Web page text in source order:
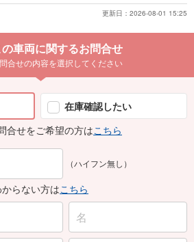
更新日： 2026-08-01 15:25
の車両に関するお問合せ
合せの内容を選択してください
在庫確認したい
合せをご希望の方はこちら
（ハイフン無し）
らない方はこちら